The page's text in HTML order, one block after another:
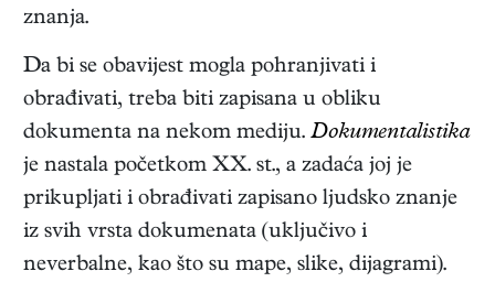
znanja.
Da bi se obavijest mogla pohranjivati i
obrađivati, treba biti zapisana u obliku
dokumenta na nekom mediju. Dokumentalistika
je nastala početkom XX. st., a zadaća joj je
prikupljati i obrađivati zapisano ljudsko znanje
iz svih vrsta dokumenata (uključivo i
neverbalne, kao što su mape, slike, dijagrami).